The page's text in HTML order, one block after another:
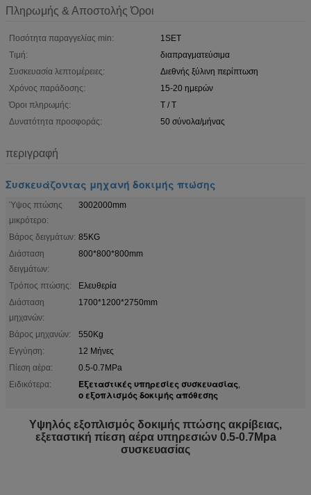
Πληρωμής & Αποστολής Όροι
Ποσότητα παραγγελίας min:
1SET
Τιμή:
διαπραγματεύσιμα
Συσκευασία λεπτομέρειες:
Διεθνής ξύλινη περίπτωση
Χρόνος παράδοσης:
15-20 ημερών
Όροι πληρωμής:
T / T
Δυνατότητα προσφοράς:
50 σύνολα/μήνας
περιγραφή
Συσκευάζοντας μηχανή δοκιμής πτώσης
Ύψος πτώσης
μικρότερο:
3002000mm
Βάρος δειγμάτων: 85KG
Διάσταση
δειγμάτων:
800*800*800mm
Τρόπος πτώσης:
Ελευθερία
Διάσταση
μηχανών:
1700*1200*2750mm
Βάρος μηχανών:
550Kg
Εγγύηση:
12 Μήνες
Πίεση αέρα:
0.5-0.7MPa
Ειδικότερα:
Εξεταστικές υπηρεσίες συσκευασίας,
ο εξοπλισμός δοκιμής απόθεσης
Υψηλός εξοπλισμός δοκιμής πτώσης ακρίβειας,
εξεταστική πίεση αέρα υπηρεσιών 0.5-0.7Mpa
συσκευασίας